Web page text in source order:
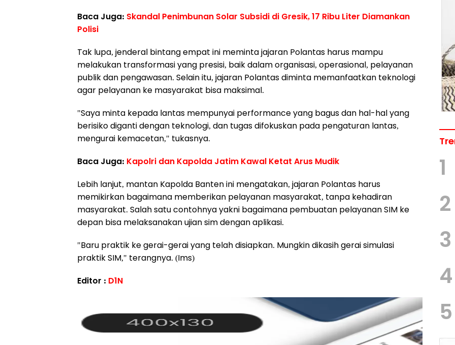
Baca Juga: Skandal Penimbunan Solar Subsidi di Gresik, 17 Ribu Liter Diamankan
Polisi
Tak lupa, jenderal bintang empat ini meminta jajaran Polantas harus mampu
melakukan transformasi yang presisi, baik dalam organisasi, operasional, pelayanan
publik dan pengawasan. Selain itu, jajaran Polantas diminta memanfaatkan teknologi
agar pelayanan ke masyarakat bisa maksimal.
"Saya minta kepada lantas mempunyai performance yang bagus dan hal-hal yang
berisiko diganti dengan teknologi, dan tugas difokuskan pada pengaturan lantas,
mengurai kemacetan," tukasnya.
Baca Juga: Kapolri dan Kapolda Jatim Kawal Ketat Arus Mudik
Lebih lanjut, mantan Kapolda Banten ini mengatakan, jajaran Polantas harus
memikirkan bagaimana memberikan pelayanan masyarakat, tanpa kehadiran
masyarakat. Salah satu contohnya yakni bagaimana pembuatan pelayanan SIM ke
depan bisa melaksanakan ujian sim dengan aplikasi.
"Baru praktik ke gerai-gerai yang telah disiapkan. Mungkin dikasih gerai simulasi
praktik SIM," terangnya. (Ims)
Editor : D1N
1
2
3
4
5